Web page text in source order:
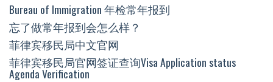
Bureau of Immigration 年检常年报到
忘了做常年报到会怎么样？
菲律宾移民局中文官网
菲律宾移民局官网签证查询Visa Application status
Agenda Verification